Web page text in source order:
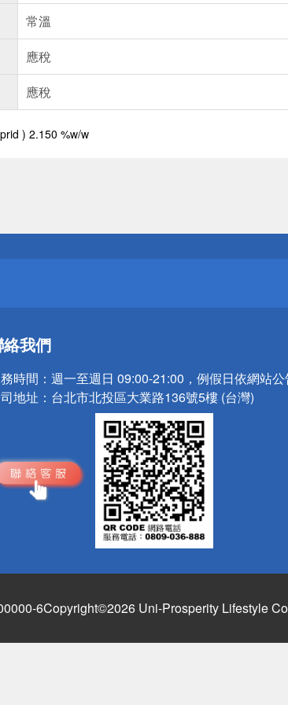
常溫
應稅
應稅
) 2.150 %w/w
我們
時間： 週一至週日 09:00-21:00，例假日依網站
地址： 台北市北投區大業路136號5樓 (台灣)
6Copyright©2026 Uni-Prosperity Lifestyle